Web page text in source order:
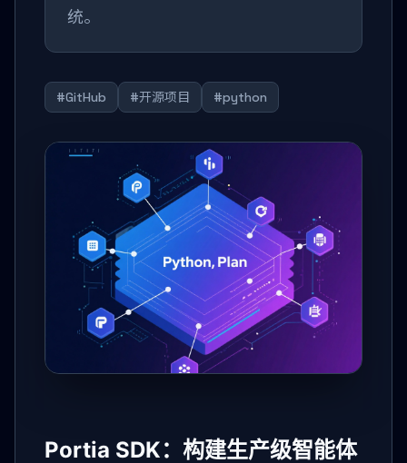
统。
#GitHub #开源项目 #python
Portia SDK：构建生产级智能体